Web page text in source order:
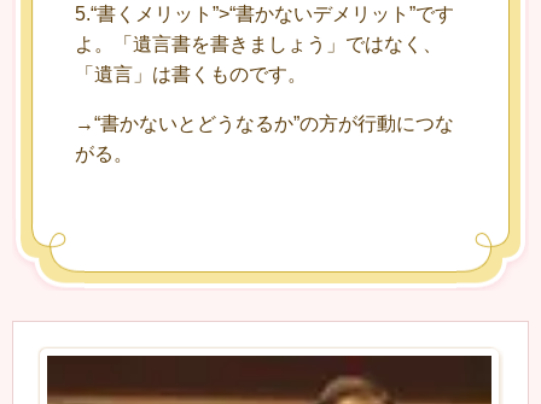
5.“書くメリット”>“書かないデメリット”です
よ。「遺言書を書きましょう」ではなく、
「遺言」は書くものです。
→“書かないとどうなるか”の方が行動につな
がる。